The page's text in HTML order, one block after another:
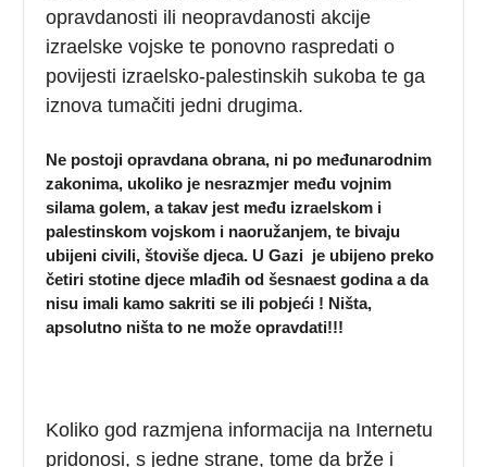
opravdanosti ili neopravdanosti akcije
izraelske vojske te ponovno raspredati o
povijesti izraelsko-palestinskih sukoba te ga
iznova tumačiti jedni drugima.
Ne postoji opravdana obrana, ni po međunarodnim
zakonima, ukoliko je nesrazmjer među vojnim
silama golem, a takav jest među izraelskom i
palestinskom vojskom i naoružanjem, te bivaju
ubijeni civili, štoviše djeca. U Gazi je ubijeno preko
četiri stotine djece mlađih od šesnaest godina a da
nisu imali kamo sakriti se ili pobjeći ! Ništa,
apsolutno ništa to ne može opravdati!!!
Koliko god razmjena informacija na Internetu
pridonosi, s jedne strane, tome da brže i